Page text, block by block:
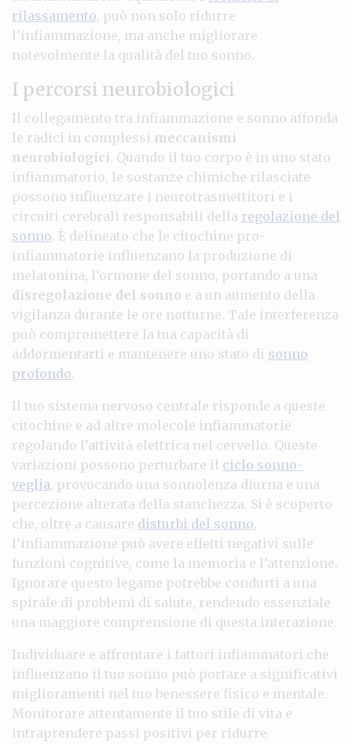
rilassamento, può non solo ridurre
l’infiammazione, ma anche migliorare
notevolmente la qualità del tuo sonno.
I percorsi neurobiologici
Il collegamento tra infiammazione e sonno affonda
le radici in complessi meccanismi
neurobiologici. Quando il tuo corpo è in uno stato
infiammatorio, le sostanze chimiche rilasciate
possono influenzare i neurotrasmettitori e i
circuiti cerebrali responsabili della regolazione del
sonno. È delineato che le citochine pro-
infiammatorie influenzano la produzione di
melatonina, l’ormone del sonno, portando a una
disregolazione del sonno e a un aumento della
vigilanza durante le ore notturne. Tale interferenza
può compromettere la tua capacità di
addormentarti e mantenere uno stato di sonno
profondo.
Il tuo sistema nervoso centrale risponde a queste
citochine e ad altre molecole infiammatorie
regolando l’attività elettrica nel cervello. Queste
variazioni possono perturbare il ciclo sonno-
veglia, provocando una sonnolenza diurna e una
percezione alterata della stanchezza. Si è scoperto
che, oltre a causare disturbi del sonno,
l’infiammazione può avere effetti negativi sulle
funzioni cognitive, come la memoria e l’attenzione.
Ignorare questo legame potrebbe condurti a una
spirale di problemi di salute, rendendo essenziale
una maggiore comprensione di questa interazione.
Individuare e affrontare i fattori infiammatori che
influenzano il tuo sonno può portare a significativi
miglioramenti nel tuo benessere fisico e mentale.
Monitorare attentamente il tuo stile di vita e
intraprendere passi positivi per ridurre